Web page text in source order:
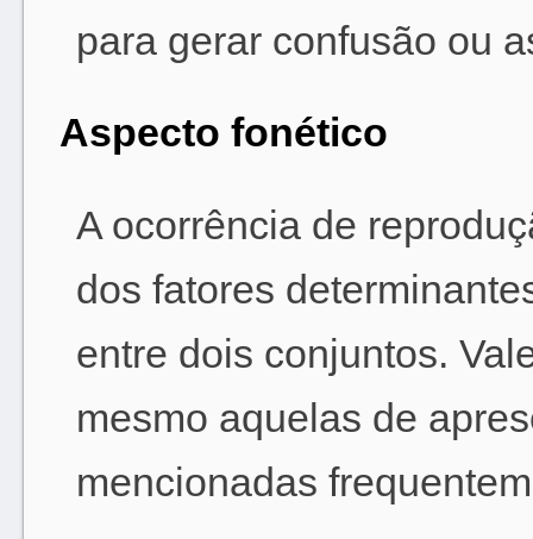
para gerar confusão ou
Aspecto fonético
A ocorrência de
dos fatores
entre dois conjuntos.
mesmo aquelas de
mencionadas